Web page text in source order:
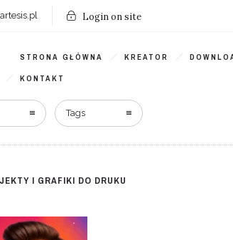
Login on site
STRONA GŁÓWNA KREATOR
KONTAKT
Tags
I GRAFIKI DO DRUKU